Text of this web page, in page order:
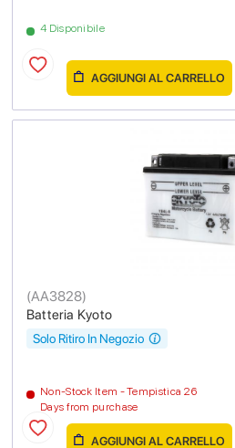
4 Disponibile
AGGIUNGI AL CARRELLO
Batteria Kyoto
(AA3828)
Non-Stock Item - Tempistica 26
Days from purchase
Solo Ritiro In Negozio
AGGIUNGI AL CARRELLO